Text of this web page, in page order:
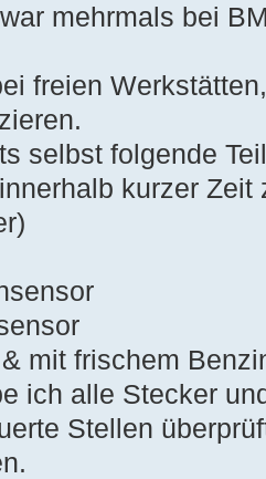
mehrmals bei
freien
selbst folgende
kurzer Zeit
mit frischem
ich alle Stecker
Stellen